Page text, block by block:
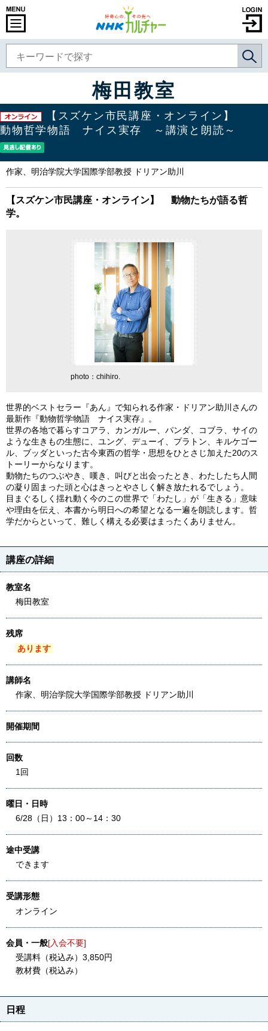
梅田教室
【スズケン市民講座・オンライン】
動物哲学物語 ナイス実存 ～講演と朗読～
作家、明治学院大学国際学部教授 ドリアン助川
【スズケン市民講座・オンライン】 動物たちが語る哲
学。
photo：chihiro.
世界的ベストセラー『あん』で知られる作家・ドリアン助川さんの
最新作『動物哲学物語 ナイス実存』。
世界の各地で暮らすコアラ、カンガルー、パンダ、コブラ、サイの
ような生きもの生態に、ユング、デューイ、プラトン、キルケゴー
ル、ブッダといった古今東西の哲学・思想をひとさじ加えた20のス
トーリーからなります。
動物たちのつぶやき、嘆き、叫びと出会ったとき、わたしたち人間
の凝り固まった頭と心はきっとやさしく解き放たれるでしょう。
目まぐるしく揺れ動く今のこの世界で「わたし」が「生きる」意味
や理由を伝え、本書から明日への希望となる一遍を朗読します。哲
学だからといって、難しく構える必要はまったくありません。
講座の詳細
教室名
梅田教室
残席
あります
講師名
作家、明治学院大学国際学部教授 ドリアン助川
開催期間
回数
1回
曜日・日時
6/28（日）13：00～14：30
途中受講
できます
受講形態
オンライン
会員・一般[入会不要]
受講料（税込み）3,850円
教材費（税込み）
日程